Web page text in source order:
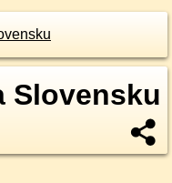
Slovensku